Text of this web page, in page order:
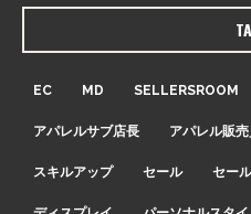
EC MD SELLERSROOM
アパレルサブ店長 アパレル販売
スキルアップ セール セー